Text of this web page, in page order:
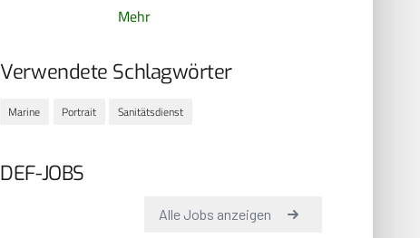
Mehr
Verwendete Schlagwörter
Marine Portrait Sanitätsdienst
DEF-JOBS